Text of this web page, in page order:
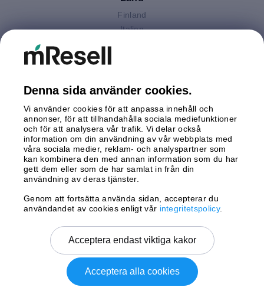
Finland
Italien
Storbritannien
Tyskland
Österrike
Betalningar
Leverans av
Copyright © 2026 mResell All rights reserved.
Denna sida använder cookies.
Vi använder cookies för att anpassa innehåll och
annonser, för att tillhandahålla sociala mediefunktioner
och för att analysera vår trafik. Vi delar också
information om din användning av vår webbplats med
våra sociala medier, reklam- och analyspartner som
kan kombinera den med annan information som du har
gett dem eller som de har samlat in från din
användning av deras tjänster.
Genom att fortsätta använda sidan, accepterar du
användandet av cookies enligt vår integritetspolicy.
Acceptera endast viktiga kakor
Acceptera alla cookies